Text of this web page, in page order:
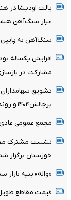
یالت اودیشا در
عیار سنگ‌آهن
سنگ‌آهن به
افزایش یکساله
مشارکت در
تشویق سهامداران
پرچالش۱۴۰۴ و روند بازسازی ها+ فیلم
مجمع عمومی عادی
نشست مشترک
خوزستان برگزار
«واله» بنیه
قیمت مقاطع طویل